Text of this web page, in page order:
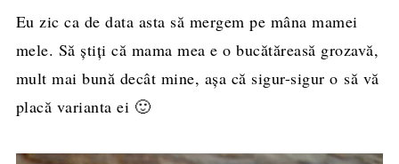
Eu zic ca de data asta să mergem pe mâna mamei
mele. Să ştiţi că mama mea e o bucătăreasă grozavă,
mult mai bună decât mine, aşa că sigur-sigur o să vă
placă varianta ei 🙂